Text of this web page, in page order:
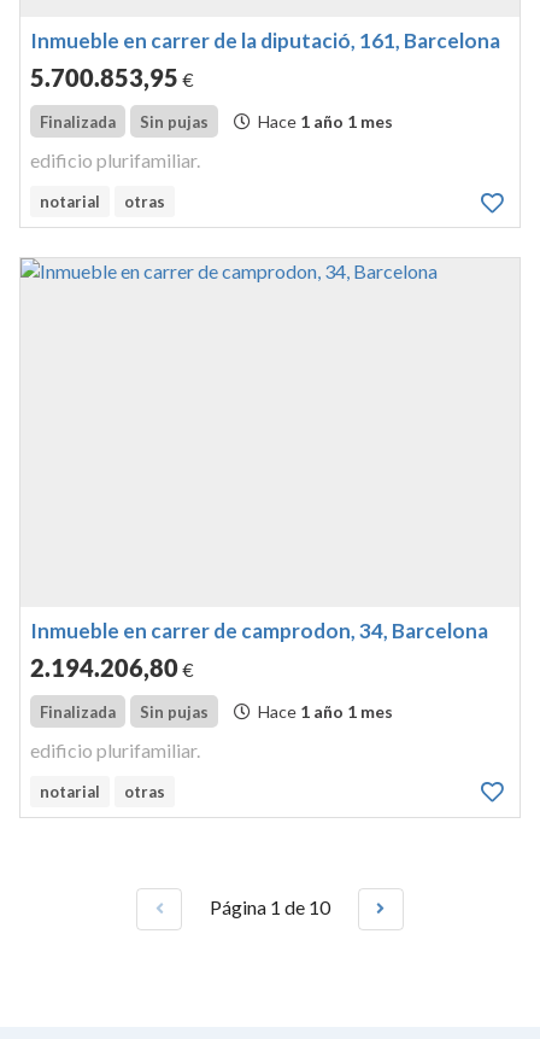
Inmueble en carrer de la diputació, 161, Barcelona
5.700.853,95 €
Finalizada Sin pujas Hace 1 año 1 mes
edificio plurifamiliar.
notarial otras
Inmueble en carrer de camprodon, 34, Barcelona
2.194.206,80€
Finalizada Sin pujas Hace 1 año 1 mes
edificio plurifamiliar.
notarial otras
Página 1 de 10